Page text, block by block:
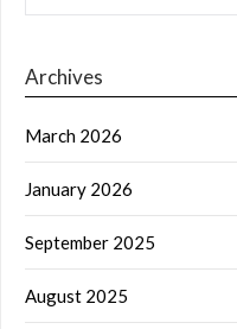
Archives
March 2026
January 2026
September 2025
August 2025